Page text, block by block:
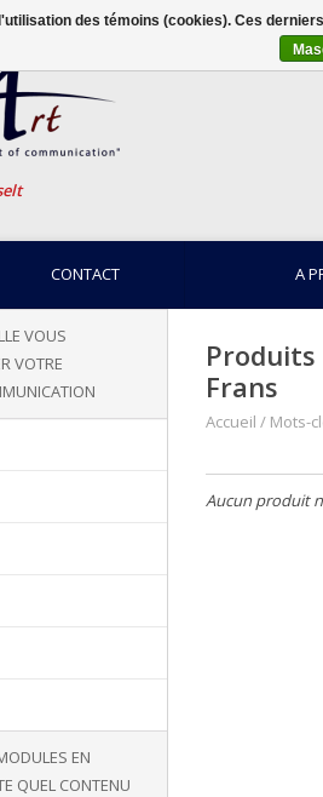
CONTACT A
VOUS
VOTRE
EN
QUEL CONTENU
Frans
Accueil / Mots-
Aucun produit
des témoins (cookies). Ces